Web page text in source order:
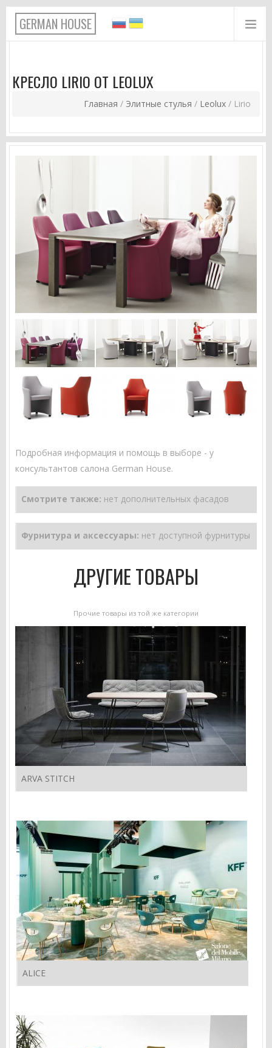
Перейти к основному содержанию
GERMAN HOUSE
КРЕСЛО LIRIO ОТ LEOLUX
Главная / Элитные стулья / Leolux / Lirio
Подробная информация и помощь в выборе - у
консультантов салона German House.
Смотрите также: нет дополнительных фасадов
Фурнитура и аксессуары: нет доступной фурнитуры
ДРУГИЕ ТОВАРЫ
Прочие товары из той же категории
ARVA STITCH
ALICE